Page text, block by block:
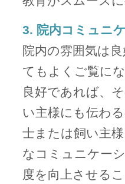
3. 院内コミュニ
院内の雰囲気は
てもよくご覧に
良好であれば、
い主様にも伝わ
士または飼い主
なコミュニケー
度を向上させる